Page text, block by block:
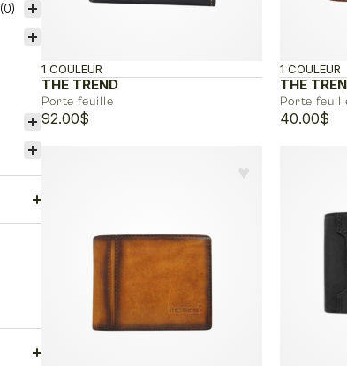
(0)
THE TREND
Porte feuille
1 COULEUR
92.00$
THE
Porte
1 COULEUR
40.00$
♥︎